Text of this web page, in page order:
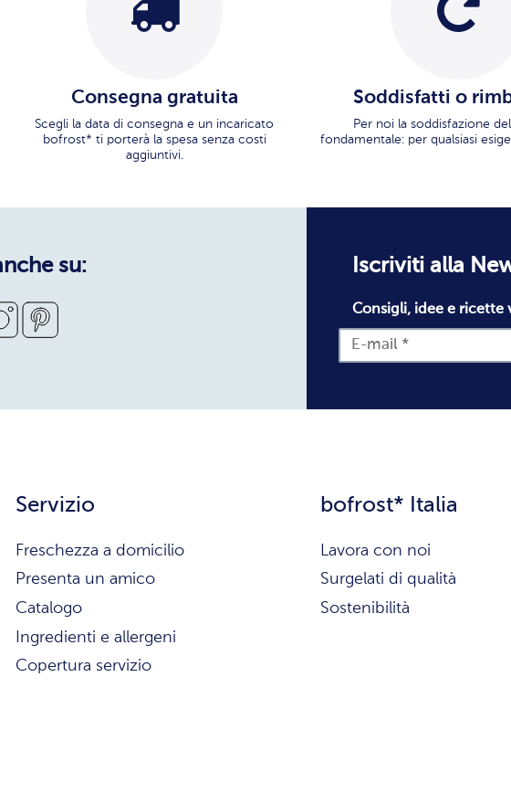
Consegna gratuita
Scegli la data di consegna e un incaricato
bofrost* ti porterà la spesa senza costi
aggiuntivi.
Soddisfatti o
Per noi la soddisfazione
fondamentale: per qualsiasi
Servizio
Freschezza a domicilio
Presenta un amico
Catalogo
Ingredienti e allergeni
Copertura servizio
bofrost* Italia
Lavora con noi
Surgelati di qualità
Sostenibilità
su: Iscriviti alla
Consigli, idee e ricette